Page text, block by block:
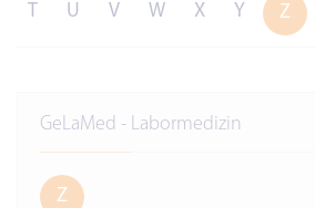
T
U V W X Y Z
GeLaMed - Labormedizin
Z